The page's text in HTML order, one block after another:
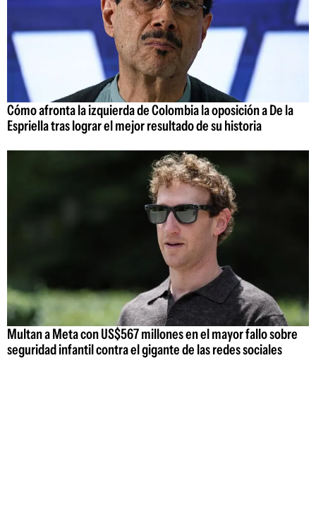
Cómo afronta la izquierda de Colombia la oposición a De la
Espriella tras lograr el mejor resultado de su historia
Multan a Meta con US$567 millones en el mayor fallo sobre
seguridad infantil contra el gigante de las redes sociales